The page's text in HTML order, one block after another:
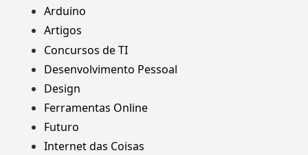
Arduino
Artigos
Concursos de TI
Desenvolvimento Pessoal
Design
Ferramentas Online
Futuro
Internet das Coisas